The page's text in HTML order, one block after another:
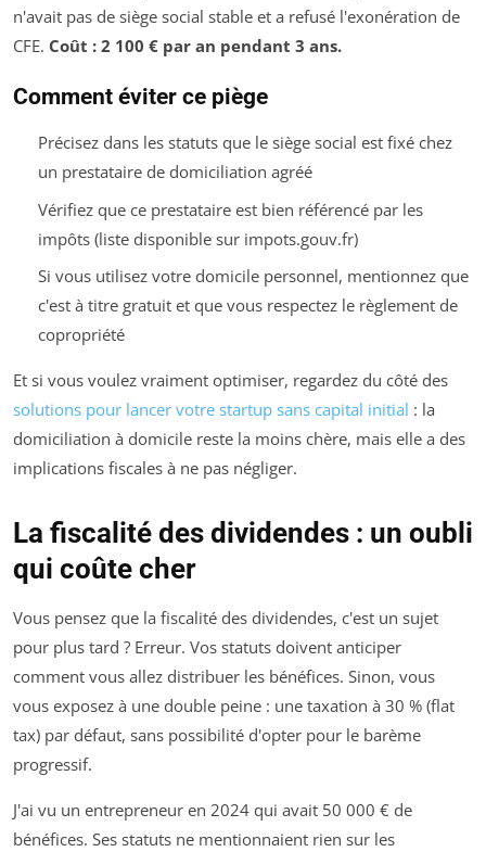
n'avait pas de siège social stable et a refusé l'exonération de
CFE. Coût : 2 100 € par an pendant 3 ans.
Comment éviter ce piège
Précisez dans les statuts que le siège social est fixé chez
un prestataire de domiciliation agréé
Vérifiez que ce prestataire est bien référencé par les
impôts (liste disponible sur impots.gouv.fr)
Si vous utilisez votre domicile personnel, mentionnez que
c'est à titre gratuit et que vous respectez le règlement de
copropriété
Et si vous voulez vraiment optimiser, regardez du côté des
solutions pour lancer votre startup sans capital initial : la
domiciliation à domicile reste la moins chère, mais elle a des
implications fiscales à ne pas négliger.
La fiscalité des dividendes : un oubli
qui coûte cher
Vous pensez que la fiscalité des dividendes, c'est un sujet
pour plus tard ? Erreur. Vos statuts doivent anticiper
comment vous allez distribuer les bénéfices. Sinon, vous
vous exposez à une double peine : une taxation à 30 % (flat
tax) par défaut, sans possibilité d'opter pour le barème
progressif.
J'ai vu un entrepreneur en 2024 qui avait 50 000 € de
bénéfices. Ses statuts ne mentionnaient rien sur les